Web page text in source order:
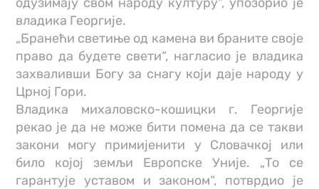
владика Георгије.
„Бранећи светиње од камена ви браните своје
право да будете свети“, нагласио је владика
захваливши Богу за снагу који даје народу у
Црној Гори.
Владика михаловско-кошицки г. Георгије
рекао је да не може бити помена да се такви
закони могу примијенити у Словачкој или
било којој земљи Европске Уније. „То се
гарантује уставом и законом“, потврдио је